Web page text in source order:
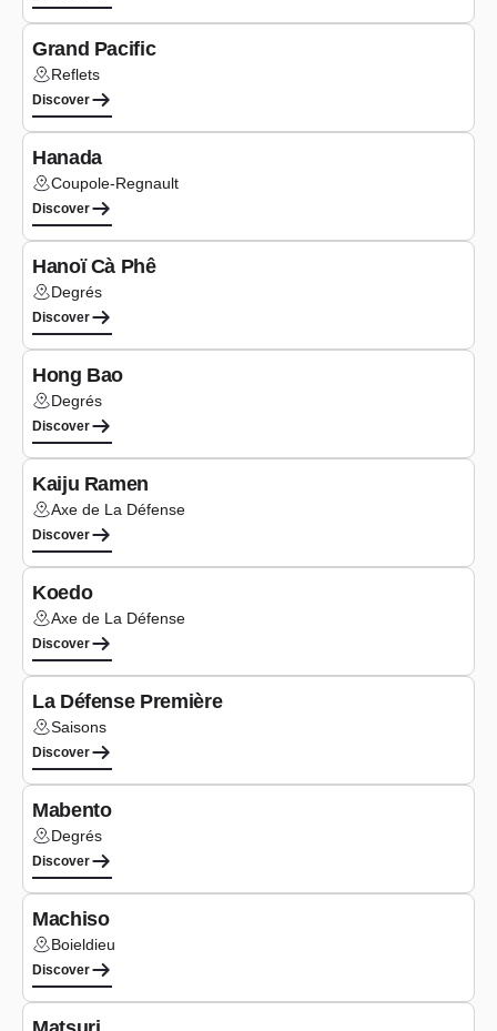
Grand Pacific
Lieu :Reflets
Discover
Hanada
Lieu :Coupole-Regnault
Discover
Hanoï Cà Phê
Lieu :Degrés
Discover
Hong Bao
Lieu :Degrés
Discover
Kaiju Ramen
Lieu :Axe de La Défense
Discover
Koedo
Lieu :Axe de La Défense
Discover
La Défense Première
Lieu :Saisons
Discover
Mabento
Lieu :Degrés
Discover
Machiso
Lieu :Boieldieu
Discover